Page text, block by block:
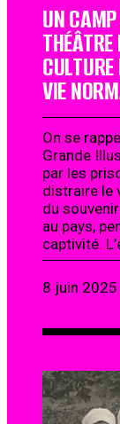
UN
VIE
On se
Grande
par les
distraire le
du
au pays,
captivité.
8 juin 2025